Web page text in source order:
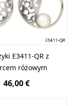
E3411-QR z
różowym
46,00 €